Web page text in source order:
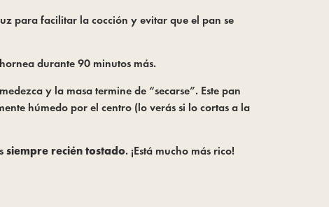
para facilitar la cocción y evitar que el pan se
durante 90 minutos más.
y la masa termine de “secarse”. Este pan
húmedo por el centro (lo verás si lo cortas a la
siempre recién tostado. ¡Está mucho más rico!